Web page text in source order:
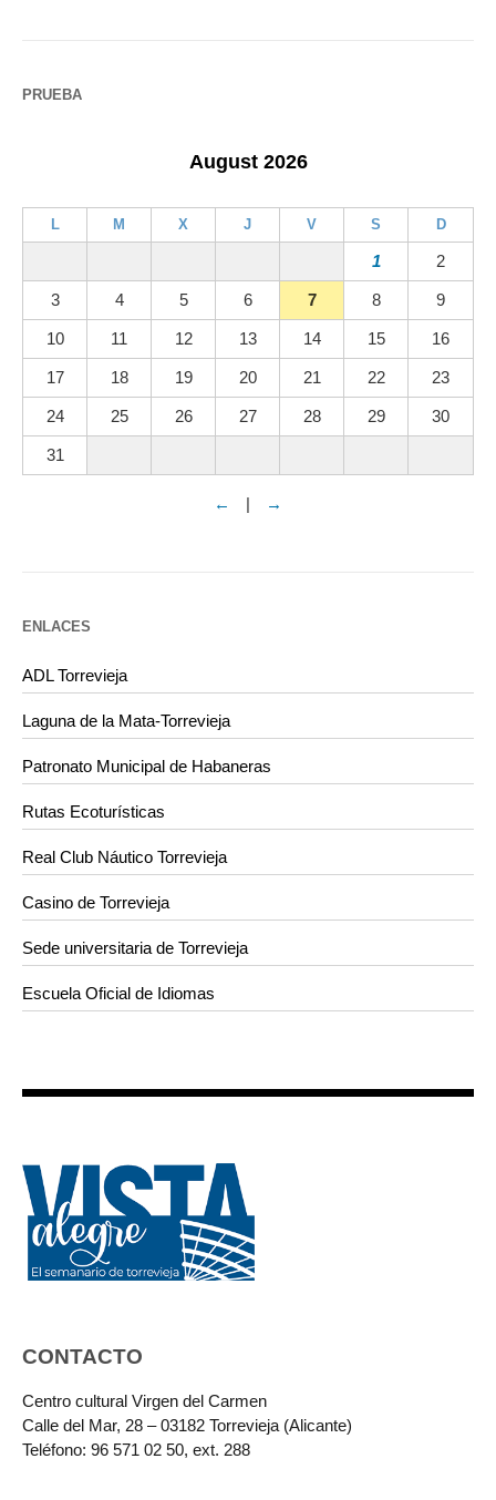
PRUEBA
August 2026
L M X J V S D
1 2
3 4 5 6 7 8 9
10 11 12 13 14 15 16
17 18 19 20 21 22 23
24 25 26 27 28 29 30
31
← | →
ENLACES
ADL Torrevieja
Laguna de la Mata-Torrevieja
Patronato Municipal de Habaneras
Rutas Ecoturísticas
Real Club Náutico Torrevieja
Casino de Torrevieja
Sede universitaria de Torrevieja
Escuela Oficial de Idiomas
CONTACTO
Centro cultural Virgen del Carmen
Calle del Mar, 28 – 03182 Torrevieja (Alicante)
Teléfono: 96 571 02 50, ext. 288